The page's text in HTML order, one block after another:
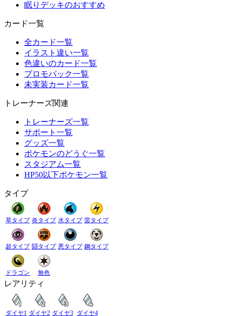
眠りデッキのおすすめ
カード一覧
全カード一覧
イラスト違い一覧
色違いのカード一覧
プロモパック一覧
未実装カード一覧
トレーナーズ関連
トレーナーズ一覧
サポート一覧
グッズ一覧
ポケモンのどうぐ一覧
スタジアム一覧
HP50以下ポケモン一覧
タイプ
草タイプ 炎タイプ 水タイプ 雷タイプ
超タイプ 闘タイプ 悪タイプ 鋼タイプ
ドラゴン 無色
レアリティ
ダイヤ1 ダイヤ2 ダイヤ3 ダイヤ4